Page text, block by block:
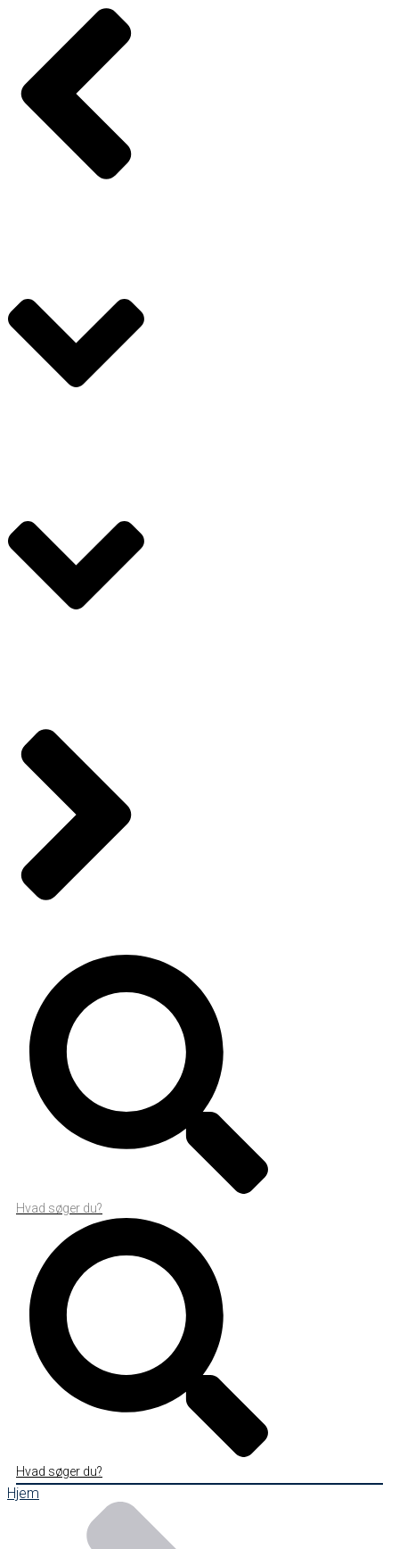
Hvad søger du?
Hvad søger du?
Hjem